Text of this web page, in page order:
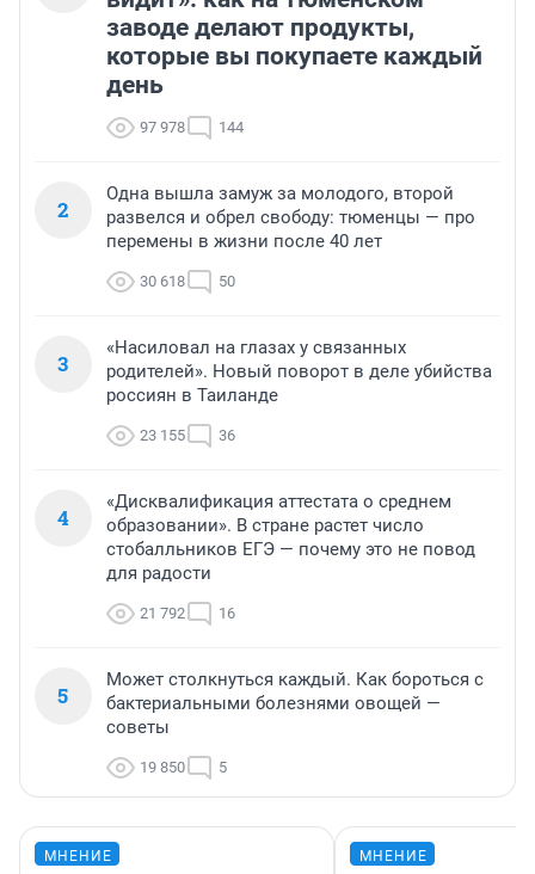
заводе делают продукты,
которые вы покупаете каждый
день
97 978 144
2
Одна вышла замуж за молодого, второй
развелся и обрел свободу: тюменцы — про
перемены в жизни после 40 лет
30 618 50
3
«Насиловал на глазах у связанных
родителей». Новый поворот в деле убийства
россиян в Таиланде
23 155 36
4
«Дисквалификация аттестата о среднем
образовании». В стране растет число
стобалльников ЕГЭ — почему это не повод
для радости
21 792 16
5
Может столкнуться каждый. Как бороться с
бактериальными болезнями овощей —
советы
19 850 5
МНЕНИЕ МНЕНИЕ